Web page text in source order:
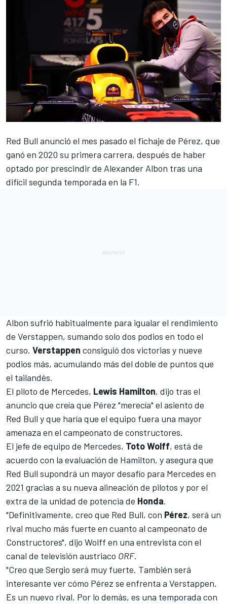
Red Bull anunció el mes pasado el fichaje de Pérez, que
ganó en 2020 su primera carrera, después de haber
optado por prescindir de Alexander Albon tras una
difícil segunda temporada en la F1.
Albon sufrió habitualmente para igualar el rendimiento
de Verstappen, sumando solo dos podios en todo el
curso. Verstappen consiguió dos victorias y nueve
podios más, acumulando más del doble de puntos que
el tailandés.
El piloto de Mercedes, Lewis Hamilton, dijo tras el
anuncio que creía que Pérez "merecía" el asiento de
Red Bull y que haría que el equipo fuera una mayor
amenaza en el campeonato de constructores.
El jefe de equipo de Mercedes, TotoWolff, está de
acuerdo con la evaluación de Hamilton, y asegura que
Red Bull supondrá un mayor desafío para Mercedes en
2021 gracias a su nueva alineación de pilotos y por el
extra de la unidad de potencia de Honda.
"Definitivamente, creo que Red Bull, con Pérez, será un
rival mucho más fuerte en cuanto al campeonato de
Constructores", dijo Wolff en una entrevista con el
canal de televisión austriaco ORF.
"Creo que Sergio será muy fuerte. También será
interesante ver cómo Pérez se enfrenta a Verstappen.
Es un nuevo rival. Por lo demás, es una temporada con